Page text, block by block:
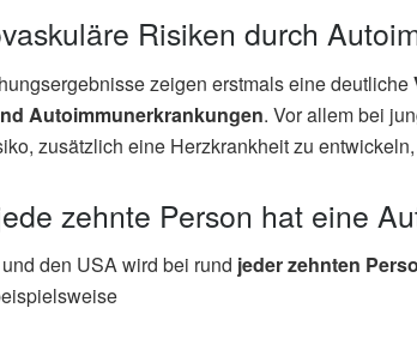
Risiken durch
zeigen erstmals eine deutliche
Autoimmunerkrankungen. Vor allem bei
zusätzlich eine Herzkrankheit zu
zehnte Person hat eine
den USA wird bei rund jeder zehnten